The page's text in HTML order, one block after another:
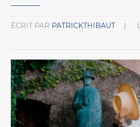
ÉCRIT PAR PATRICKTHIBAUT